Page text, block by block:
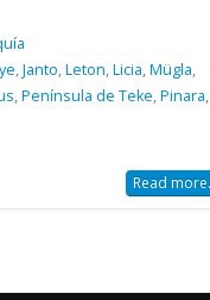
,Janto,Leton,Licia,Mügla,
,Península de Teke,Pinara,
Read